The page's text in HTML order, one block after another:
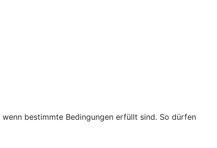
bestimmte Bedingungen erfüllt sind. So dürfen